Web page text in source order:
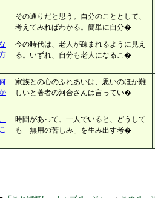
その通りだと思う。自分のこととして、
考えてみればわかる。簡単に自分�
今の時代は、老人が疎まれるように見え
る。いずれ、自分も老人になるこ�
家族との心のふれあいは、思いのほか難
しいと著者の河合さんは言ってい�
時間があって、一人でいると、どうして
も「無用の苦しみ」を生み出す考�